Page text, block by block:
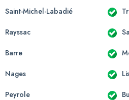
Saint-Michel-Labadié
Rayssac
Barre
Nages
Peyrole